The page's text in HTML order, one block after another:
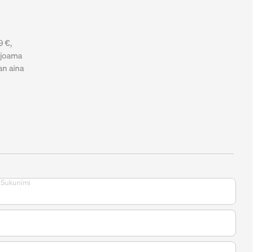
€,
aina
Sukunimi